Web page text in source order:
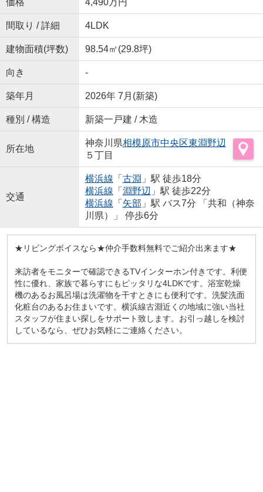
価格 4,490万円
間取り / 詳細 4LDK
建物面積(坪数) 98.54㎡(29.8坪)
向き -
築年月 2026年 7月(新築)
種別 / 構造 新築一戸建 / 木造
所在地
神奈川県相模原市中央区東淵野辺
５丁目
交通
横浜線 「 古淵 」駅 徒歩18分
横浜線 「 淵野辺 」駅 徒歩22分
横浜線 「 矢部 」駅 バス7分 「共和（神奈
川県）」 停歩6分
★リビングボイスなら★仲介手数料無料でご紹介出来ます★
来訪者をモニターで確認できるTVインターホン付きです。利便
性に優れ、家族で暮らすにもピッタリな4LDKです。浴室乾燥
機のあるお風呂場は洗濯物を干すときにも便利です。洗髪洗面
化粧台のあるお住まいです。横浜線古淵近くの地域に強い当社
スタッフが住まい探しをサポート致します。お引っ越しを検討
しているなら、ぜひお気軽にご連絡ください。